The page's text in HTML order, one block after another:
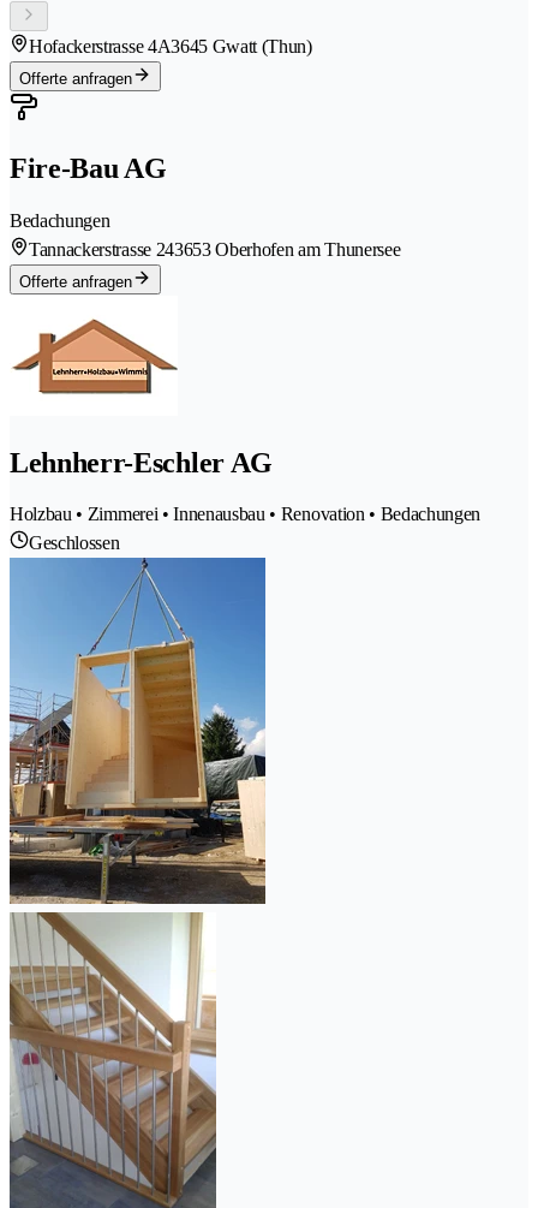
Hofackerstrasse 4A3645 Gwatt (Thun)
Offerte anfragen
Fire-Bau AG
Bedachungen
Tannackerstrasse 243653 Oberhofen am Thunersee
Offerte anfragen
Lehnherr-Eschler AG
Holzbau • Zimmerei • Innenausbau • Renovation • Bedachungen
Geschlossen